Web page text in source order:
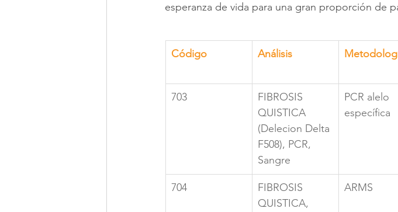
esperanza de vida para una gran proporción de
Código Análisis
703
FIBROSIS
QUISTICA
(Delecion Delta
F508), PCR,
Sangre
PCR alelo
específica
704
FIBROSIS
QUISTICA,
ARMS